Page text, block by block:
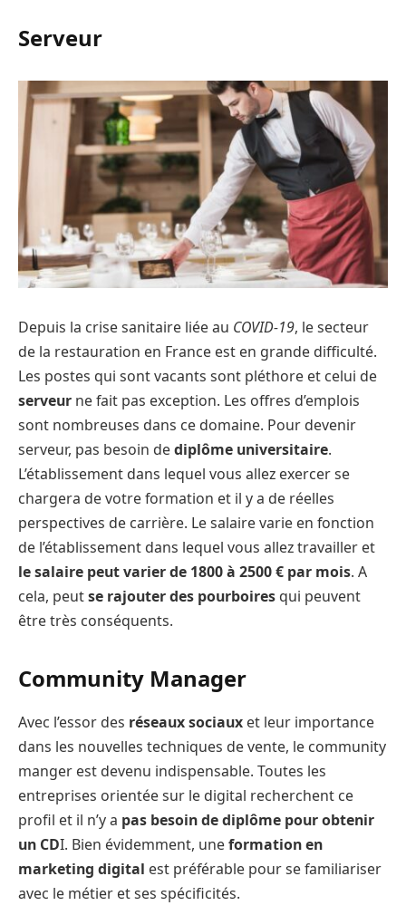
Serveur
Depuis la crise sanitaire liée au COVID-19, le secteur
de la restauration en France est en grande difficulté.
Les postes qui sont vacants sont pléthore et celui de
serveur ne fait pas exception. Les offres d’emplois
sont nombreuses dans ce domaine. Pour devenir
serveur, pas besoin dediplôme universitaire.
L’établissement dans lequel vous allez exercer se
chargera de votre formation et il y a de réelles
perspectives de carrière. Le salaire varie en fonction
de l’établissement dans lequel vous allez travailler et
le salaire peut varier de 1800 à 2500 € par mois. A
cela, peutse rajouter des pourboires qui peuvent
être très conséquents.
Community Manager
Avec l’essor des réseaux sociaux et leur importance
dans les nouvelles techniques de vente, le community
manger est devenu indispensable. Toutes les
entreprises orientée sur le digital recherchent ce
profil et il n’y a pas besoin de diplôme pour obtenir
un CDI. Bien évidemment, uneformation en
marketing digital est préférable pour se familiariser
avec le métier et ses spécificités.